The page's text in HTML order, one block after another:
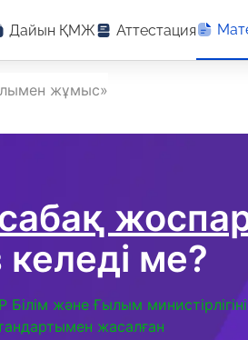
Дайын ҚМЖ Аттестация
ме?
Білім және Ғылым
жасалған
жұмыс»